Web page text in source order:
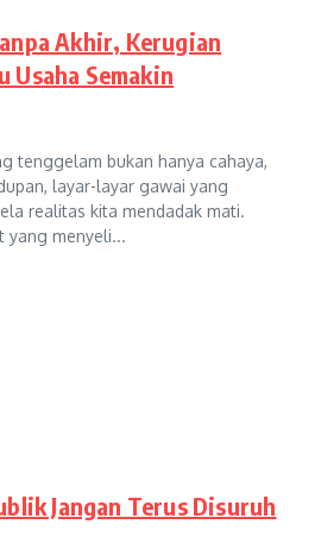
Akhir, Kerugian
Usaha Semakin
tenggelam bukan hanya cahaya,
layar-layar gawai yang
realitas kita mendadak mati.
yang menyeli...
Jangan Terus Disuruh